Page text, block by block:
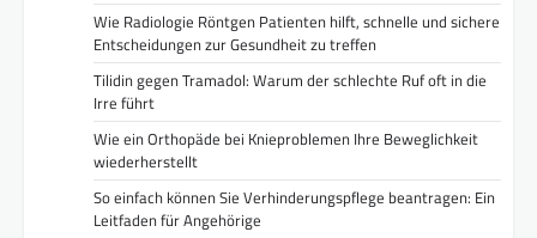
Wie Radiologie Röntgen Patienten hilft, schnelle und sichere
Entscheidungen zur Gesundheit zu treffen
Tilidin gegen Tramadol: Warum der schlechte Ruf oft in die
Irre führt
Wie ein Orthopäde bei Knieproblemen Ihre Beweglichkeit
wiederherstellt
So einfach können Sie Verhinderungspflege beantragen: Ein
Leitfaden für Angehörige